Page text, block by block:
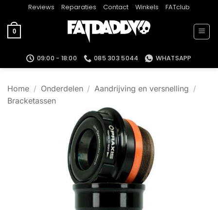
inhoud
Reviews Reparaties Contact Winkels FATclub
0
09:00 - 18:00 085 303 5044 WHATSAPP
Home / Onderdelen / Aandrijving en versnelling /
Bracketassen